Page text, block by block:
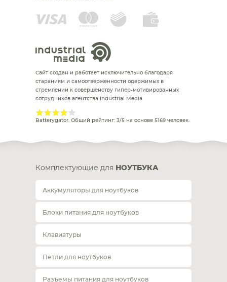
Сайт создан и работает исключительно благодаря
стараниям и самоотверженности одержимых в
стремлении к совершенству гипер-мотивированных
сотрудников агентства Industrial Media
Batterygator. Общий рейтинг: 3/5 на основе 5169 человек.
Комплектующие для НОУТБУКА
Аккумуляторы для ноутбуков
Блоки питания для ноутбуков
Клавиатуры
Петли для ноутбуков
Разъемы питания для ноутбуков